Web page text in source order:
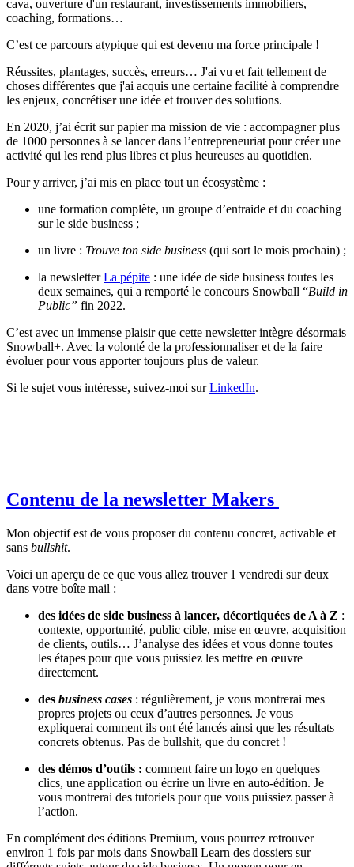
cava, ouverture d'un restaurant, investissements immobiliers,
coaching, formations…
C’est ce parcours atypique qui est devenu ma force principale !
Réussites, plantages, succès, erreurs… J'ai vu et fait tellement de
choses différentes que j'ai acquis une certaine facilité à comprendre
les enjeux, concrétiser une idée et trouver des solutions.
En 2020, j’ai écrit sur papier ma mission de vie : accompagner plus
de 1000 personnes à se lancer dans l’entrepreneuriat pour créer une
activité qui les rend plus libres et plus heureuses au quotidien.
Pour y arriver, j’ai mis en place tout un écosystème :
une formation complète, un groupe d’entraide et du coaching
sur le side business ;
un livre : Trouve ton side business (qui sort le mois prochain) ;
la newsletterLa pépite : une idée de side business toutes les
deux semaines, qui a remporté le concours Snowball “Build in
Public” fin 2022.
C’est avec un immense plaisir que cette newsletter intègre désormais
Snowball+. Avec la volonté de la professionnaliser et de la faire
évoluer pour vous apporter toujours plus de valeur.
Si le sujet vous intéresse, suivez-moi surLinkedIn.
Contenu de la newsletter Makers
Mon objectif est de vous proposer du contenu concret, activable et
sans bullshit.
Voici un aperçu de ce que vous allez trouver 1 vendredi sur deux
dans votre boîte mail :
des idées de side business à lancer, décortiquées de A à Z :
contexte, opportunité, public cible, mise en œuvre, acquisition
de clients, outils… J’analyse des idées et vous donne toutes
les étapes pour que vous puissiez les mettre en œuvre
directement.
des business cases : régulièrement, je vous montrerai mes
propres projets ou ceux d’autres personnes. Je vous
expliquerai comment ils ont été lancés ainsi que les résultats
concrets obtenus. Pas de bullshit, que du concret !
des démos d’outils : comment faire un logo en quelques
clics, une application ou écrire un livre en auto-édition. Je
vous montrerai des tutoriels pour que vous puissiez passer à
l’action.
En complément des éditions Premium, vous pourrez retrouver
environ 1 fois par mois dans Snowball Learn des dossiers sur